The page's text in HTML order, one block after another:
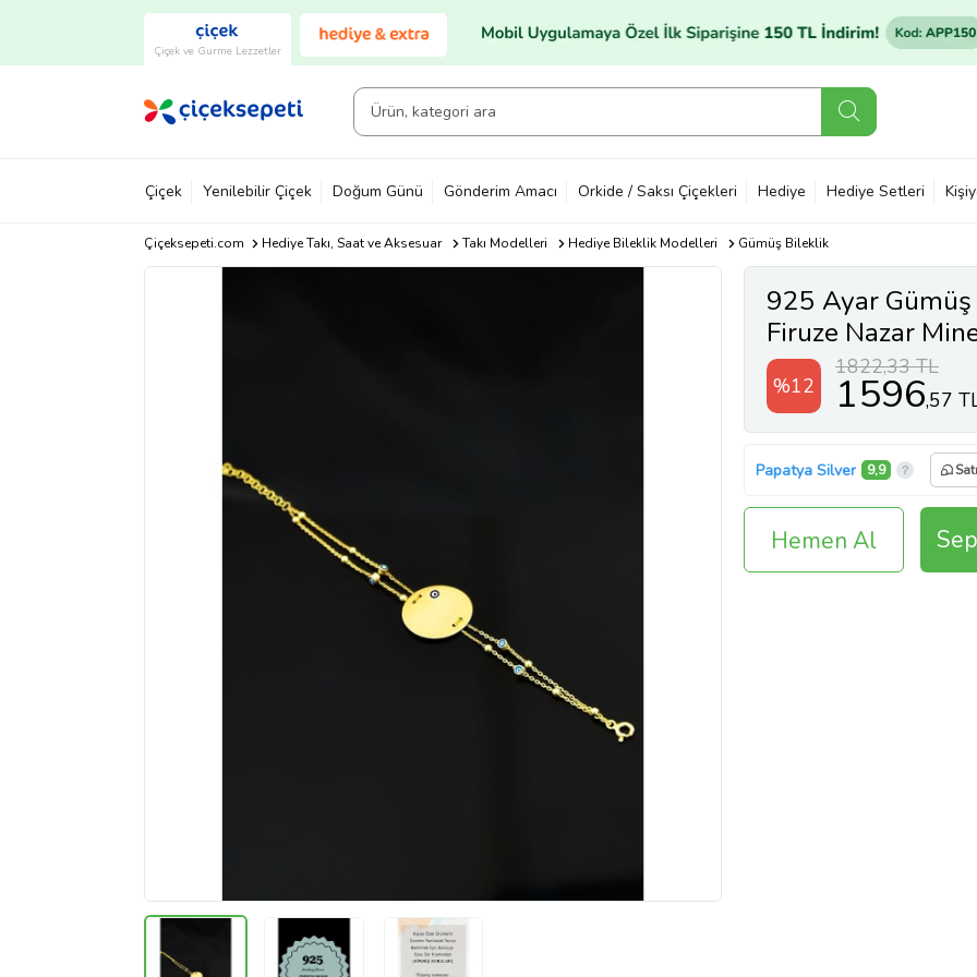
Çiçek ve Gurme Lezzetler
Çiçek Yenilebilir Çiçek Doğum Günü Gönderim Amacı Orkide / Saksı Çiçekleri Hediye Hediye Setleri
Çiçeksepeti.com Hediye Takı, Saat ve Aksesuar Takı Modelleri Hediye Bileklik Modelleri Gümüş Bileklik
925 Ayar
Firuze Nazar
%12
1822,33 TL
1596,57
Papatya Silver 9,9
Hemen Al